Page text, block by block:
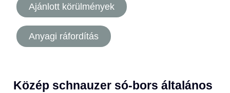
Ajánlott körülmények
Anyagi ráfordítás
Közép schnauzer só-bors általános